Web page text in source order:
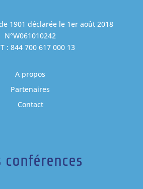
1901 déclarée le 1er août 2018
N°W061010242
: 844 700 617 000 13
A propos
Partenaires
Contact
conférences